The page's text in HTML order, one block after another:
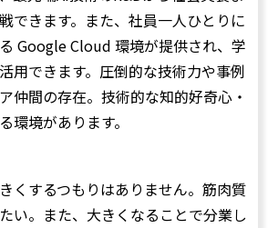
できます。また、社員⼀⼈ひとりに
Google Cloud 環境が提供され、学
⽤できます。圧倒的な技術力や事例
仲間の存在。技術的な知的好奇心・
環境があります。
くするつもりはありません。筋肉質
い。また、大きくなることで分業し